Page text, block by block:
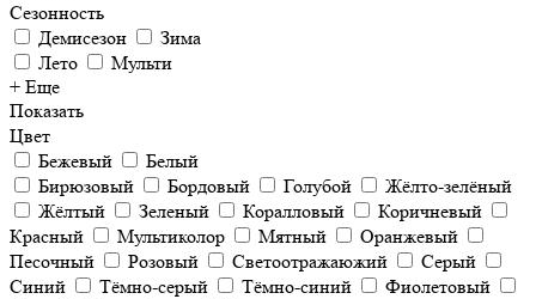
Сезонность
Демисезон
Зима
Лето
Мульти
+ Еще
Показать
Цвет
Бежевый
Белый
Бирюзовый
Бордовый Голубой
Жёлто-зелёный
Жёлтый
Зеленый Коралловый
Коричневый
Красный
Мультиколор Мятный
Оранжевый
Песочный
Розовый Светоотражаюжий
Серый
Синий
Тёмно-серый Тёмно-синий
Фиолетовый